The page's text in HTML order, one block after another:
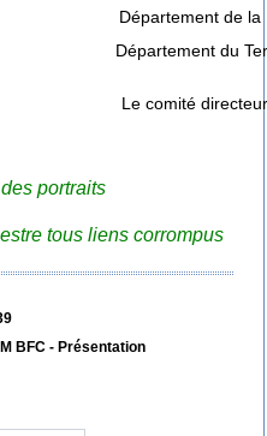
Département de
Département du
Le comité
portraits
tous liens corrompus
BFC - Présentation